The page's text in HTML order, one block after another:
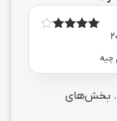
چیه
بخش‌های